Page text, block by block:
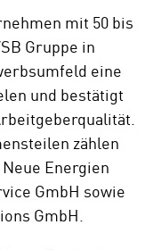
mit 50 bis
Gruppe in
eine
und bestätigt
zählen
Energien
GmbH sowie
GmbH.